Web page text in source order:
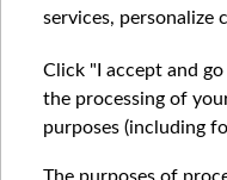
services, personalize
Click "I accept and
the processing of
purposes (including